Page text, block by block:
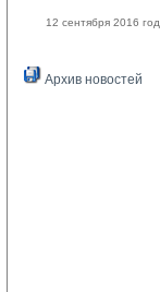
12 сентября 2016
Архив новостей